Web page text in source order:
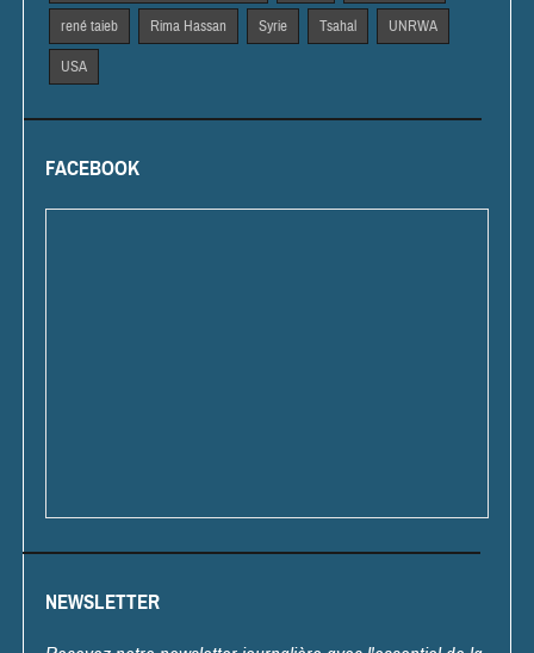
rené taieb Rima Hassan Syrie Tsahal UNRWA
USA
FACEBOOK
NEWSLETTER